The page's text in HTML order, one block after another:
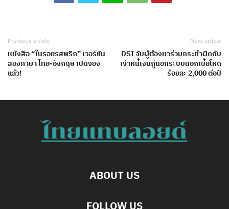
Previous article
หนังสือ “ในรอยรสพริก” เวอร์ชัน
สองภาษา ไทย-อังกฤษ เปิดจอง
แล้ว!
Next article
DSI จับผู้ต้องหาร่วมกระทำผิดกับ
เจ้าหนี้เงินกู้นอกระบบดอกเบี้ยโหด
ร้อยละ 2,000 ต่อปี
ABOUT US
FOLLOW US